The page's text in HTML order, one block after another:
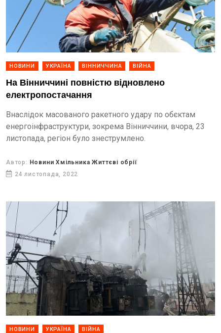
НОВИНИ УКРАЇНА ВІННИЧЧИНА ВІЙНА
На Вінниччині повністю відновлено
електропостачання
Внаслідок масованого ракетного удару по обєктам
енергоінфраструктури, зокрема Вінниччини, вчора, 23
листопада, регіон було знеструмлено.
Автор: Новини Хмільника Життєві обрії
24 листопада, 2022
НОВИНИ УКРАЇНА ВІЙНА